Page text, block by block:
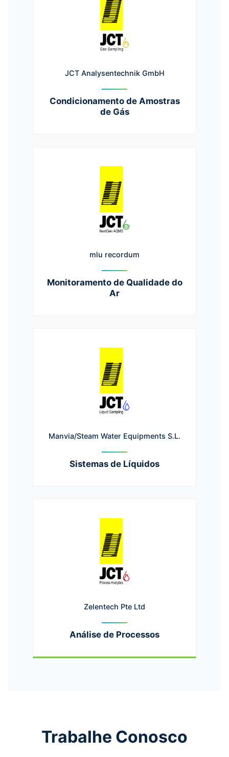
JCT Analysentechnik GmbH
Condicionamento de Amostras
de Gás
mlu recordum
Monitoramento de Qualidade do
Ar
Manvia/Steam Water Equipments S.L.
Sistemas de Líquidos
Zelentech Pte Ltd
Análise de Processos
Trabalhe Conosco